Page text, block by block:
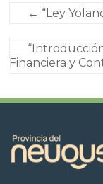
← “Ley
Financiera y